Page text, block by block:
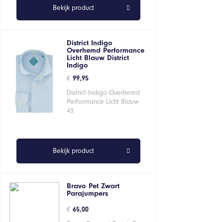
Bekijk product
District Indigo
Overhemd Performance
Licht Blauw District
Indigo
€ 99,95
District Indigo Overhemd
Performance Licht Blauw
43
Bekijk product
Bravo Pet Zwart
Parajumpers
€ 65,00